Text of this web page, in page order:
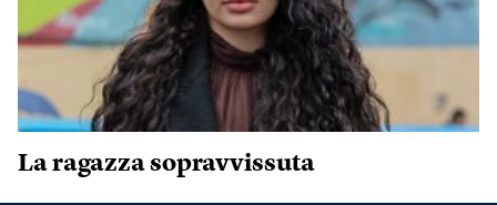
La ragazza sopravvissuta